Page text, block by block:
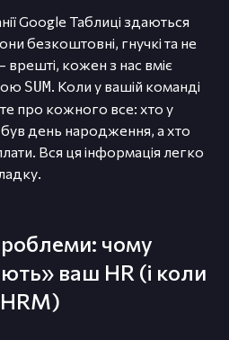
Google Таблиці здаються
безкоштовні, гнучкі та не
кожен з нас вміє
SUM. Коли у вашій команді
про кожного все: хто у
був день народження, а хто
Вся ця інформація легко
чому
ваш HR (і коли